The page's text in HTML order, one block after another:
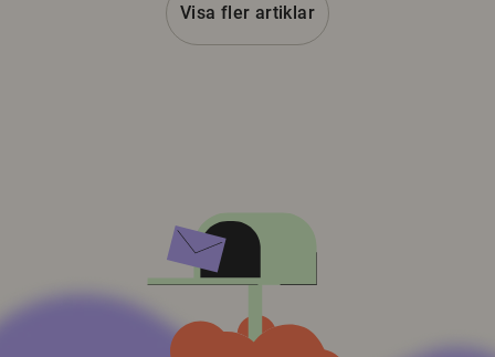
Visa fler artiklar